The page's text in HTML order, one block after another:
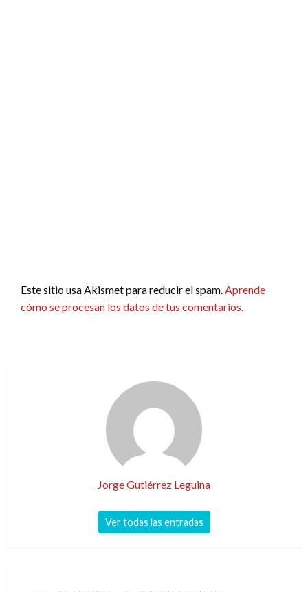
Este sitio usa Akismet para reducir el spam.Aprende
cómo se procesan los datos de tus comentarios.
Jorge Gutiérrez Leguina
Ver todas las entradas